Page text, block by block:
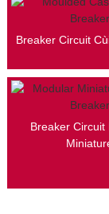
Breaker Circuit
Breaker Circuit